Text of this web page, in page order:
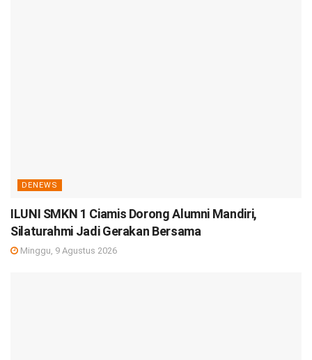
DENEWS
ILUNI SMKN 1 Ciamis Dorong Alumni Mandiri,
Silaturahmi Jadi Gerakan Bersama
Minggu, 9 Agustus 2026